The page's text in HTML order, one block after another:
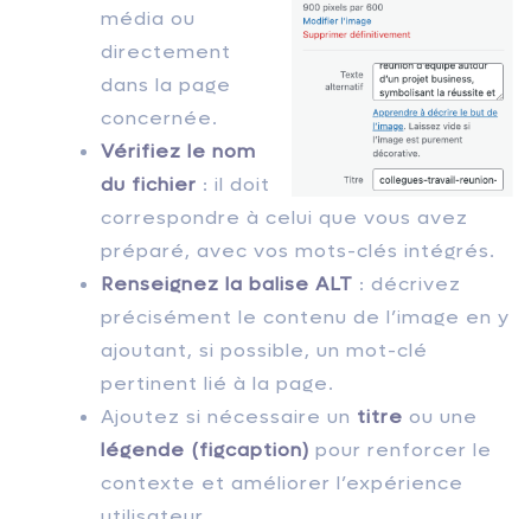
média ou
directement
dans la page
concernée.
Vérifiez le nom
du fichier : il doit
correspondre à celui que vous avez
préparé, avec vos mots-clés intégrés.
Renseignez la balise ALT : décrivez
précisément le contenu de l’image en y
ajoutant, si possible, un mot-clé
pertinent lié à la page.
Ajoutez si nécessaire un titre ou une
légende (figcaption) pour renforcer le
contexte et améliorer l’expérience